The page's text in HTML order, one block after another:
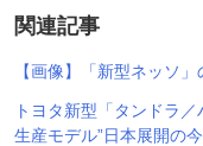
関連記事
【画像】「新型ネッソ
トヨタ新型「タンドラ
生産モデル”日本展開の